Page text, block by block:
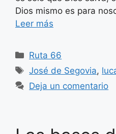
Dios mismo es para
Leer más
Categorías
Ruta 66
Etiquetas
José de Segovia,
Deja un comentario